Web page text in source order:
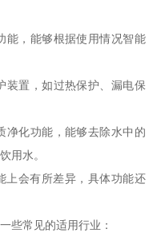
能，能够根据使用情况智能
装置，如过热保护、漏电保
净化功能，能够去除水中的
用水。
上会有所差异，具体功能还
些常见的适用行业：